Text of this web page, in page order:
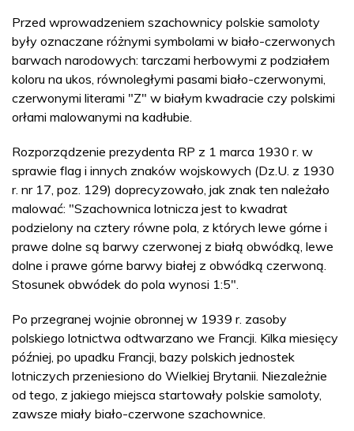
Przed wprowadzeniem szachownicy polskie samoloty
były oznaczane różnymi symbolami w biało-czerwonych
barwach narodowych: tarczami herbowymi z podziałem
koloru na ukos, równoległymi pasami biało-czerwonymi,
czerwonymi literami "Z" w białym kwadracie czy polskimi
orłami malowanymi na kadłubie.
Rozporządzenie prezydenta RP z 1 marca 1930 r. w
sprawie flag i innych znaków wojskowych (Dz.U. z 1930
r. nr 17, poz. 129) doprecyzowało, jak znak ten należało
malować: "Szachownica lotnicza jest to kwadrat
podzielony na cztery równe pola, z których lewe górne i
prawe dolne są barwy czerwonej z białą obwódką, lewe
dolne i prawe górne barwy białej z obwódką czerwoną.
Stosunek obwódek do pola wynosi 1:5".
Po przegranej wojnie obronnej w 1939 r. zasoby
polskiego lotnictwa odtwarzano we Francji. Kilka miesięcy
później, po upadku Francji, bazy polskich jednostek
lotniczych przeniesiono do Wielkiej Brytanii. Niezależnie
od tego, z jakiego miejsca startowały polskie samoloty,
zawsze miały biało-czerwone szachownice.